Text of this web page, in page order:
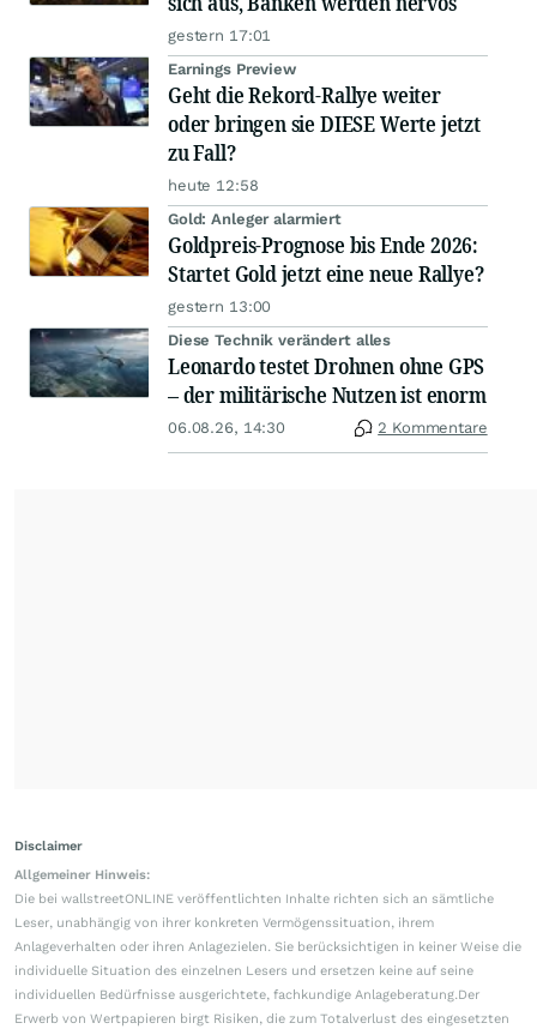
gestern 17:01
Earnings Preview
Geht die Rekord-Rallye weiter
oder bringen sie DIESE Werte jetzt
zu Fall?
heute 12:58
Gold: Anleger alarmiert
Goldpreis-Prognose bis Ende 2026:
Startet Gold jetzt eine neue Rallye?
gestern 13:00
Diese Technik verändert alles
Leonardo testet Drohnen ohne GPS
– der militärische Nutzen ist enorm
06.08.26, 14:30 2 Kommentare
Disclaimer
Allgemeiner Hinweis:
Die bei wallstreetONLINE veröffentlichten Inhalte richten sich an sämtliche
Leser, unabhängig von ihrer konkreten Vermögenssituation, ihrem
Anlageverhalten oder ihren Anlagezielen. Sie berücksichtigen in keiner Weise die
individuelle Situation des einzelnen Lesers und ersetzen keine auf seine
individuellen Bedürfnisse ausgerichtete, fachkundige Anlageberatung.Der
Erwerb von Wertpapieren birgt Risiken, die zum Totalverlust des eingesetzten